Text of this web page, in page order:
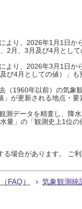
より、2026年1月1日
月、3月及び4月とし
より、2026年3月1日
び4月としての値）」
（1960年以前）の気
が更新される地点・要
データを精査し、降
量」の「観測史上1位
場合があります。 ご
FAQ） 気象観測統